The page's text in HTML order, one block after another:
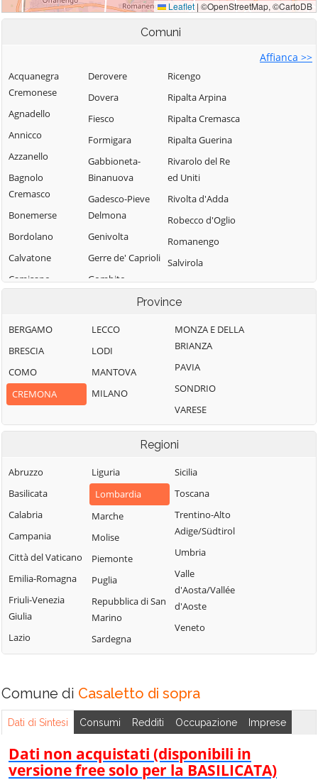
Comuni
Affianca >>
Acquanegra
Cremonese
Agnadello
Annicco
Azzanello
Bagnolo
Cremasco
Bonemerse
Bordolano
Calvatone
Camisano
Cantone
Cappella de'
Capralba
Uniti
Casale Cremasco-
Vidolasco
Casaletto
Sopra
Casaletto Vaprio
Casteldidone
Castelleone
Castelvisconti
Derovere
Dovera
Fiesco
Formigara
Gabbioneta-
Binanuova
Gadesco-Pieve
Delmona
Genivolta
Gerre de' Caprioli
Gombito
Uniti
Gussola
Isola Dovarese
Martignana di Po
Monte Cremasco
Offanengo
Olmeneta
Paderno
Palazzo Pignano
Pandino
Persico Dosimo
Pescarolo ed
Uniti
Ricengo
Ripalta Arpina
Ripalta Cremasca
Ripalta Guerina
Rivarolo del Re
ed Uniti
Rivolta d'Adda
Robecco d'Oglio
Romanengo
Salvirola
San Bassano
San Daniele Po
San Giovanni in
Croce
San Martino del
Scandolara Ripa
Sergnano
Sesto ed Uniti
Solarolo Rainerio
Soncino
Sospiro
Spinadesco
Spineda
Torlino Vimercati
Tornata
Torre de'
Province
BERGAMO
BRESCIA
COMO
CREMONA
LECCO
LODI
MANTOVA
MILANO
MONZA E DELLA
BRIANZA
PAVIA
SONDRIO
VARESE
Regioni
Abruzzo
Basilicata
Calabria
Campania
Città del Vaticano
Emilia-Romagna
Friuli-Venezia
Giulia
Lazio
Liguria
Lombardia
Marche
Molise
Piemonte
Puglia
Repubblica di San
Marino
Sardegna
Sicilia
Toscana
Trentino-Alto
Adige/Südtirol
Umbria
Valle
d'Aosta/Vallée
d'Aoste
Veneto
Comune di Casaletto di sopra
Dati di Sintesi Consumi Redditi Occupazione Imprese
Dati non acquistati (disponibili in
versione free solo per la BASILICATA)